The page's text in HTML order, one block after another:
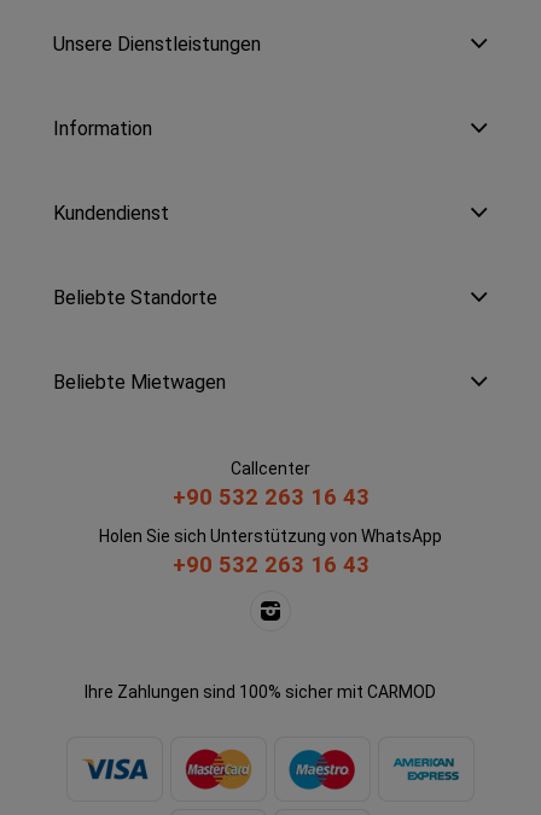
Unsere Dienstleistungen
Information
Kundendienst
Beliebte Standorte
Beliebte Mietwagen
Callcenter
+90 532 263 16 43
Holen Sie sich Unterstützung von WhatsApp
+90 532 263 16 43
Ihre Zahlungen sind 100% sicher mit CARMOD